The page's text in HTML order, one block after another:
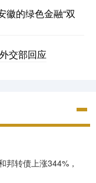
徽的绿色金融“双
交部回应
邦转债上涨344%，